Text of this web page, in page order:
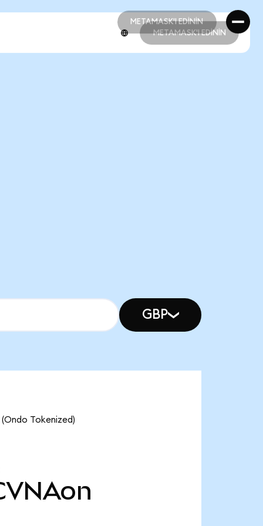
METAMASK'I EDİNİN
METAMASK'I EDİNİN
METAMASK'I EDİNİN
GBP
Tokenized)